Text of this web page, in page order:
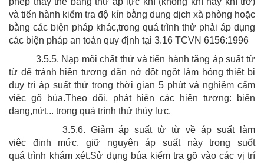
và tiến hành kiểm tra độ kín bằng dung dịch xà phòng hoặc
bằng các biện pháp khác,trong quá trình thử phải áp dụng
các biện pháp an toàn quy định tại 3.16 TCVN 6156:1996
3.5.5. Nạp môi chất thử và tiến hành tăng áp suất từ
từ để tránh hiện tượng dãn nở đột ngột làm hỏng thiết bị
duy trì áp suất thử trong thời gian 5 phút và nghiêm cấm
việc gõ búa.Theo dõi, phát hiện các hiện tượng: biến
dạng,nứt... trong quá trình thử thủy lực.
3.5.6. Giảm áp suất từ từ về áp suất làm
việc định mức, giữ nguyên áp suất này trong suốt
quá trình khám xét.Sử dụng búa kiểm tra gõ vào các vị trí